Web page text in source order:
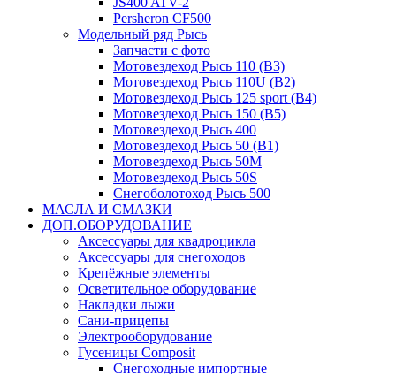
Persheron CF500
Модельный ряд Рысь
Запчасти с фото
Мотовездеход Рысь 110 (B3)
Мотовездеход Рысь 110U (B2)
Мотовездеход Рысь 125 sport (B4)
Мотовездеход Рысь 150 (B5)
Мотовездеход Рысь 400
Мотовездеход Рысь 50 (B1)
Мотовездеход Рысь 50M
Мотовездеход Рысь 50S
Снегоболотоход Рысь 500
МАСЛА И СМАЗКИ
ДОП.ОБОРУДОВАНИЕ
Аксессуары для квадроцикла
Аксессуары для снегоходов
Крепёжные элементы
Осветительное оборудование
Накладки лыжи
Сани-прицепы
Электрооборудование
Гусеницы Composit
Снегоходные импортные